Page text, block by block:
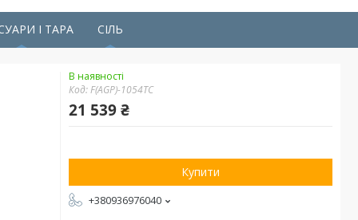
І ТАРА СІЛЬ
В наявності
Код:F(AGP)-1054TC
21 539 ₴
Купити
+380936976040